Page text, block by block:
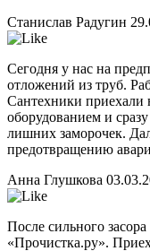
Станислав Радугин
Сегодня у нас на
отложений из труб.
Сантехники приехали
оборудованием и
лишних заморочек.
предотвращению
Анна Глушкова
После сильного
«Прочистка.ру».